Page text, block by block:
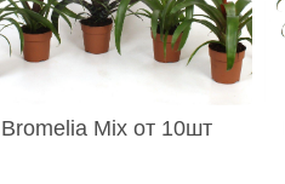
Bromelia Mix от 10шт